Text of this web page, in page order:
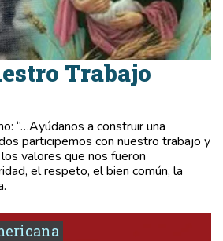
Trabajo
“…Ayúdanos a construir una
participemos con nuestro trabajo y
valores que nos fueron
el respeto, el bien común, la